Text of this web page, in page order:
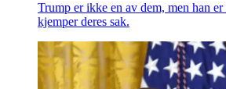
Trump er ikke en av dem, men han
kjemper deres sak.